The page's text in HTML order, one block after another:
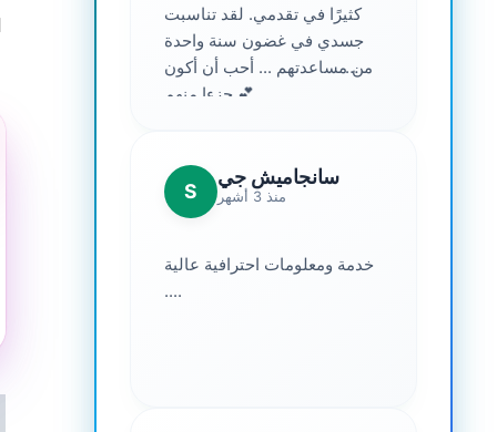
كثيرًا في تقدمي. لقد تناسبت
جسدي في غضون سنة واحدة
من مساعدتهم ... أحب أن أكون
جزءا منهم 💕
S
سانجاميش جي
منذ 3 أشهر
خدمة ومعلومات احترافية عالية
....